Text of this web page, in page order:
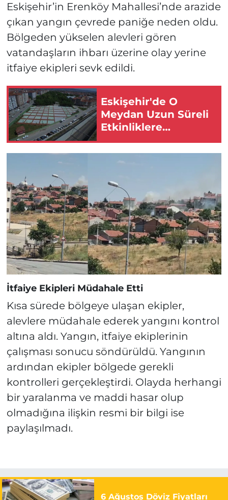
Eskişehir’in Erenköy Mahallesi’nde arazide
çıkan yangın çevrede paniğe neden oldu.
Bölgeden yükselen alevleri gören
vatandaşların ihbarı üzerine olay yerine
itfaiye ekipleri sevk edildi.
Eskişehir'de O
Meydan Uzun Süreli
Etkinliklere
Kapatıldı!
İtfaiye Ekipleri Müdahale Etti
Kısa sürede bölgeye ulaşan ekipler,
alevlere müdahale ederek yangını kontrol
altına aldı. Yangın, itfaiye ekiplerinin
çalışması sonucu söndürüldü. Yangının
ardından ekipler bölgede gerekli
kontrolleri gerçekleştirdi. Olayda herhangi
bir yaralanma ve maddi hasar olup
olmadığına ilişkin resmi bir bilgi ise
paylaşılmadı.
6 Ağustos Döviz Fiyatları